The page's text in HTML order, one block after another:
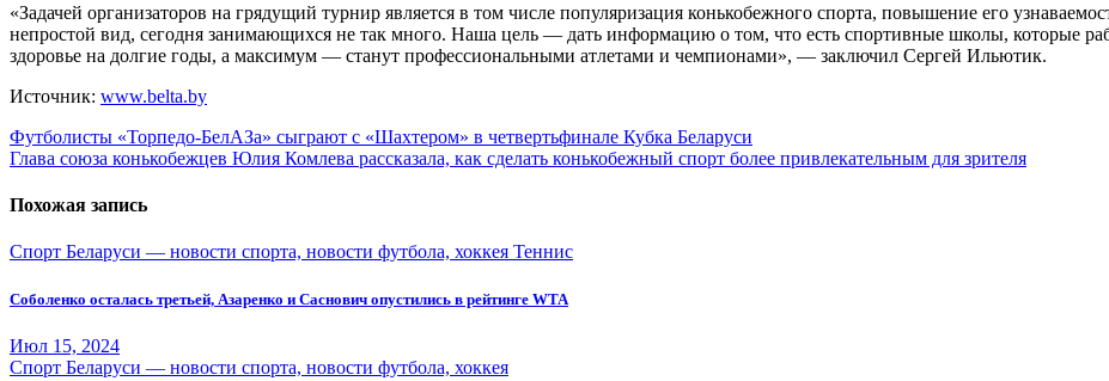
«Задачей организаторов на грядущий турнир является в том числе популяризация конькобежного спорта, повышение его
непростой вид, сегодня занимающихся не так много. Наша цель — дать информацию о том, что есть спортивные школы, которые
здоровье на долгие годы, а максимум — станут профессиональными атлетами и чемпионами», — заключил Сергей Ильютик.
Источник: www.belta.by
Навигация
по
записям
Футболисты «Торпедо-БелАЗа» сыграют с «Шахтером» в четвертьфинале Кубка Беларуси
Глава союза конькобежцев Юлия Комлева рассказала, как сделать конькобежный спорт более привлекательным для зрителя
Похожая запись
Спорт Беларуси — новости спорта, новости футбола, хоккея Теннис
Соболенко осталась третьей, Азаренко и Саснович опустились в рейтинге WTA
Июл 15, 2024
Спорт Беларуси — новости спорта, новости футбола, хоккея